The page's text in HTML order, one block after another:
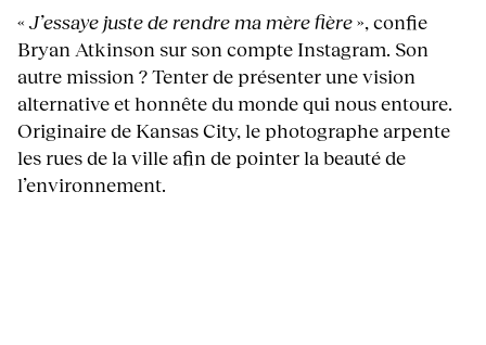
«J’essaye juste de rendre ma mère fière», confie
Bryan Atkinson sur son compte Instagram. Son
autre mission ? Tenter de présenter une vision
alternative et honnête du monde qui nous entoure.
Originaire de Kansas City, le photographe arpente
les rues de la ville afin de pointer la beauté de
l’environnement.